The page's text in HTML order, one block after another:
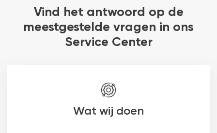
Vind het antwoord op de
meestgestelde vragen in ons
Service Center
Wat wij doen